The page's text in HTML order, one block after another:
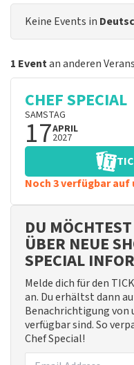
Keine Events in
1 Eventan anderen
CHEF SPECIAL
SAMSTAG
17APRIL
2027
Noch 3 verfügbar auf
DU
ÜBER NEUE
SPECIAL
Melde dich für den
an. Du erhältst dann
Benachrichtigung von
verfügbar sind. So
Chef Special!